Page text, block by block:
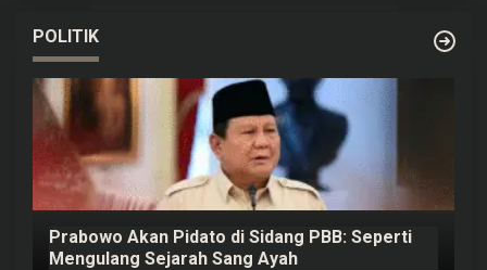
POLITIK
Prabowo Akan Pidato di Sidang PBB: Seperti
Mengulang Sejarah Sang Ayah